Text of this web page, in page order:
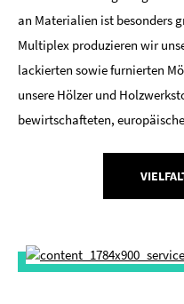
an Materialien ist besonders
Multiplex produzieren wir
lackierten sowie furnierten
unsere Hölzer und
bewirtschafteten,